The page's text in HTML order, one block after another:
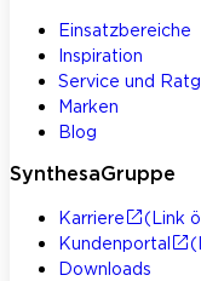
Einsatzbereiche
Inspiration
Service und
Marken
Blog
SynthesaGruppe
Karriere
(Link
Kundenportal
Downloads